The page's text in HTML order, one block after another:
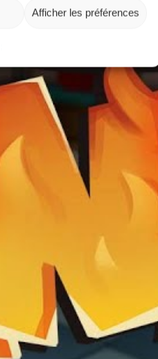
Afficher les préférences